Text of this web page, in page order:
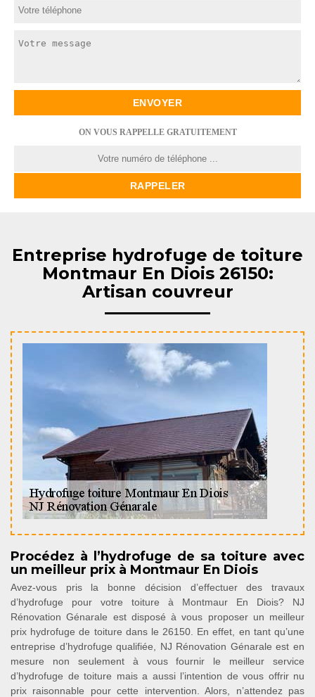
ON VOUS RAPPELLE GRATUITEMENT
Entreprise hydrofuge de toiture
Montmaur En Diois 26150:
Artisan couvreur
Procédez à l’hydrofuge de sa toiture avec
un meilleur prix à Montmaur En Diois
Avez-vous pris la bonne décision d’effectuer des travaux
d’hydrofuge pour votre toiture à Montmaur En Diois? NJ
Rénovation Génarale est disposé à vous proposer un meilleur
prix hydrofuge de toiture dans le 26150. En effet, en tant qu’une
entreprise d’hydrofuge qualifiée, NJ Rénovation Génarale est en
mesure non seulement à vous fournir le meilleur service
d’hydrofuge de toiture mais a aussi l’intention de vous offrir nu
prix raisonnable pour cette intervention. Alors, n’attendez pas